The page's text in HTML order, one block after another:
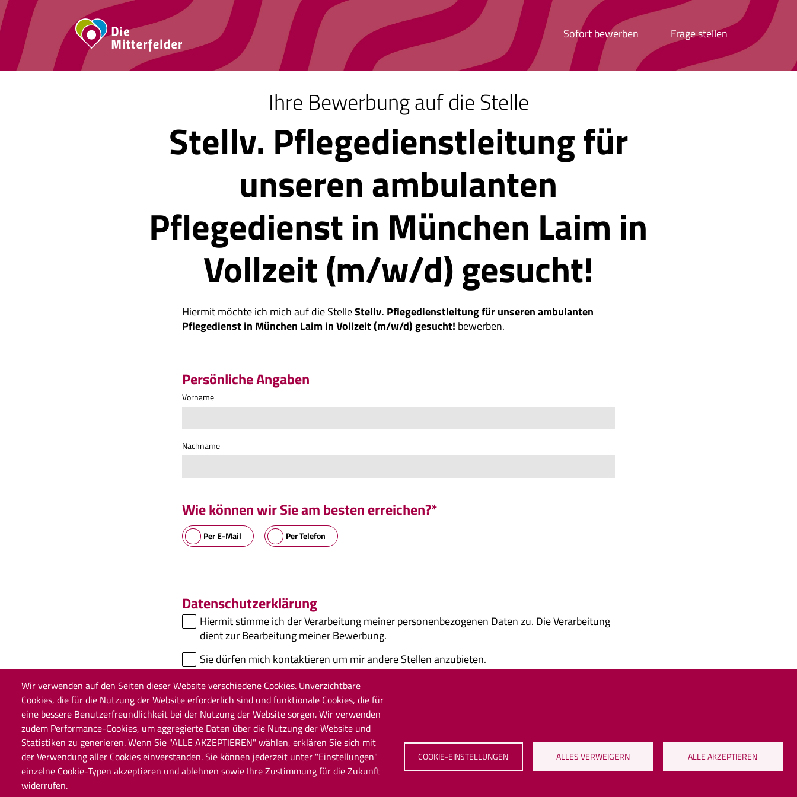
Direkt
zum
Inhalt Hauptnavigation Sofort bewerben Frage stellen
Ihre Bewerbung auf die Stelle
Stellv. Pflegedienstleitung für
unseren ambulanten
Pflegedienst in München Laim in
Vollzeit (m/w/d) gesucht!
Hiermit möchte ich mich auf die StelleStellv. Pflegedienstleitung für unseren ambulanten
Pflegedienst in München Laim in Vollzeit (m/w/d) gesucht! bewerben.
Persönliche Angaben
Vorname
Nachname
Wie können wir Sie am besten erreichen?*
Per E-Mail Per Telefon
Datenschutzerklärung
Hiermit stimme ich der Verarbeitung meiner personenbezogenen Daten zu. Die Verarbeitung
dient zur Bearbeitung meiner Bewerbung.
Sie dürfen mich kontaktieren um mir andere Stellen anzubieten.
Sie wollen uns mehr über sich erzählen?
Wir verwenden auf den Seiten dieser Website verschiedene Cookies. Unverzichtbare
Cookies, die für die Nutzung der Website erforderlich sind und funktionale Cookies, die für
eine bessere Benutzerfreundlichkeit bei der Nutzung der Website sorgen. Wir verwenden
zudem Performance-Cookies, um aggregierte Daten über die Nutzung der Website und
Statistiken zu generieren. Wenn Sie "ALLE AKZEPTIEREN" wählen, erklären Sie sich mit
der Verwendung aller Cookies einverstanden. Sie können jederzeit unter "Einstellungen"
einzelne Cookie-Typen akzeptieren und ablehnen sowie Ihre Zustimmung für die Zukunft
widerrufen.
COOKIE-EINSTELLUNGEN ALLES VERWEIGERN ALLE AKZEPTIEREN